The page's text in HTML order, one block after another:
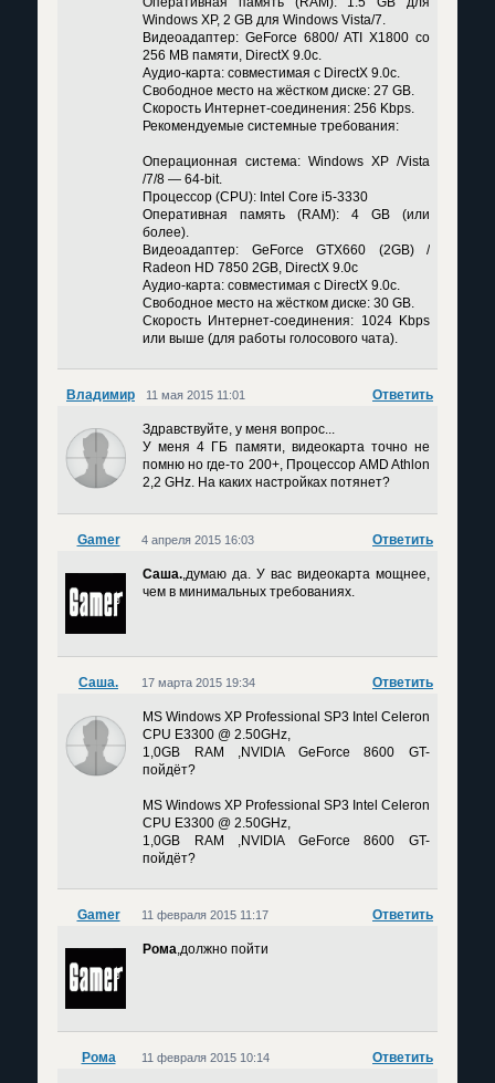
Windows XP, 2 GB для Windows Vista/7.
Видеоадаптер: GeForce 6800/ ATI X1800 со
256 MB памяти, DirectX 9.0c.
Аудио-карта: совместимая с DirectX 9.0c.
Свободное место на жёстком диске: 27 GB.
Скорость Интернет-соединения: 256 Kbps.
Рекомендуемые системные требования:
Операционная система: Windows XP /Vista
/7/8 — 64-bit.
Процессор (CPU): Intel Core i5-3330
Оперативная память (RAM): 4 GB (или
более).
Видеоадаптер: GeForce GTX660 (2GB) /
Radeon HD 7850 2GB, DirectX 9.0c
Аудио-карта: совместимая с DirectX 9.0c.
Свободное место на жёстком диске: 30 GB.
Скорость Интернет-соединения: 1024 Kbps
или выше (для работы голосового чата).
Владимир Ответить
11 мая 2015 11:01
Здравствуйте, у меня вопрос...
У меня 4 ГБ памяти, видеокарта точно не
помню но где-то 200+, Процессор АМD Athlon
2,2 GHz. На каких настройках потянет?
Gamer Ответить
4 апреля 2015 16:03
Саша. ,думаю да. У вас видеокарта мощнее,
чем в минимальных требованиях.
Саша. Ответить
17 марта 2015 19:34
MS Windows XP Professional SP3 Intel Celeron
CPU E3300 @ 2.50GHz,
1,0GB RAM ,NVIDIA GeForce 8600 GT-
пойдёт?
MS Windows XP Professional SP3 Intel Celeron
CPU E3300 @ 2.50GHz,
1,0GB RAM ,NVIDIA GeForce 8600 GT-
пойдёт?
Gamer Ответить
11 февраля 2015 11:17
Рома,должно пойти
Рома Ответить
11 февраля 2015 10:14